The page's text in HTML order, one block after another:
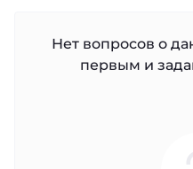
Нет вопросов о
первым и